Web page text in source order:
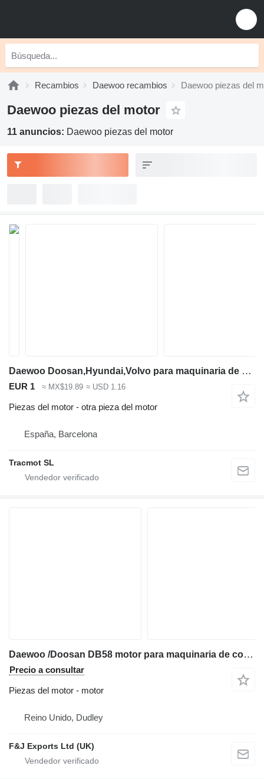
Recambios Daewoo recambios Daewoo piezas del
Daewoo piezas del motor
11 anuncios: Daewoo piezas del motor
Daewoo Doosan,Hyundai,Volvo para maquinaria de construcción
EUR 1 ≈ MX$19.89 ≈ USD 1.16
Piezas del motor - otra pieza del motor
España, Barcelona
Tracmot SL
Daewoo /Doosan DB58 motor para maquinaria de construcción
Precio a consultar
Piezas del motor - motor
Reino Unido, Dudley
F&J Exports Ltd (UK)